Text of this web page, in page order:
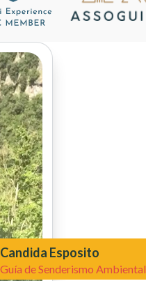
Candida Esposito
Guía de Senderismo Ambiental